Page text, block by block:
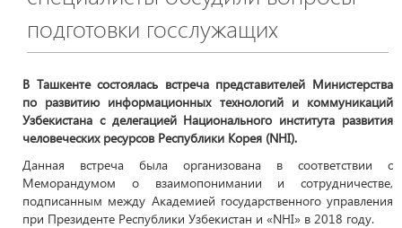
подготовки госслужащих
​​​​​​​В Ташкенте состоялась встреча представителей Министерства
по развитию информационных технологий и коммуникаций
Узбекистана с делегацией Национального института развития
человеческих ресурсов Республики Корея (NHI).
Данная встреча была организована в соответствии с
Меморандумом о взаимопонимании и сотрудничестве,
подписанным между Академией государственного управления
при Президенте Республики Узбекистан и «NHI» в 2018 году.